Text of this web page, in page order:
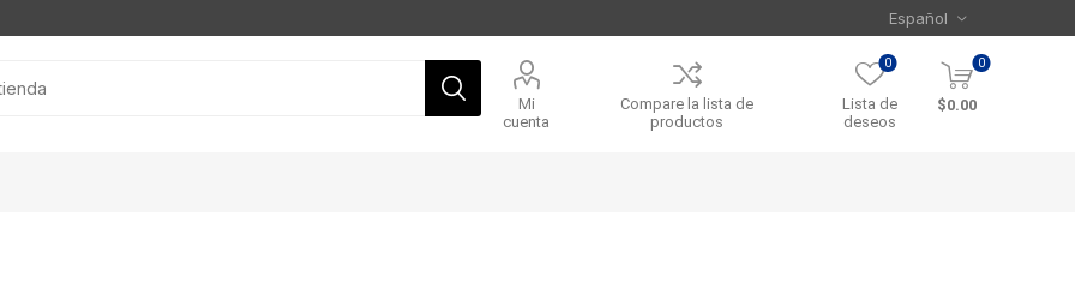
Mi
cuenta
Compare la lista de
productos
Lista de
deseos
0 0
$0.00